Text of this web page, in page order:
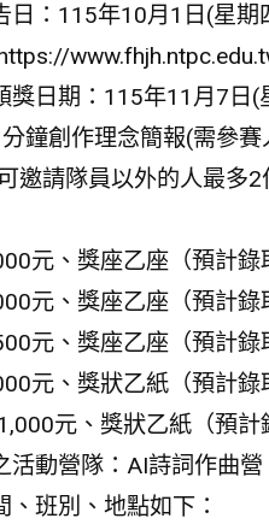
：115年10月1日(星期
日期：115年11月7日(
鐘創作理念簡報(需參賽
邀請隊員以外的人最多
元、獎座乙座（預計錄
元、獎座乙座（預計錄
元、獎座乙座（預計錄
元、獎狀乙紙（預計錄
元、獎狀乙紙（預計
活動營隊：AI詩詞作曲營
、班別、地點如下：